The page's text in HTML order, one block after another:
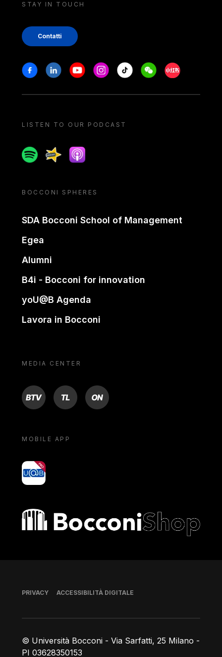
STAY IN TOUCH
Contatti
Stay in touch
FacebookLinkedinYoutubeInstagram
Tiktok WeechatXiaohongshu/
LISTEN TO OUR PODCAST
SpotifySpreakerApple podcast
BOCCONI SPHERES
SDA Bocconi School of Management
Egea
Alumni
B4i - Bocconi for innovation
yoU@B Agenda
Lavora in Bocconi
MEDIA CENTER
BTV TL ON
MOBILE APP
yoU@B
Bocconi shop
© Università Bocconi - Via Sarfatti, 25 Milano -
PI 03628350153
Piè di pagina
PRIVACY ACCESSIBILITÀ DIGITALE